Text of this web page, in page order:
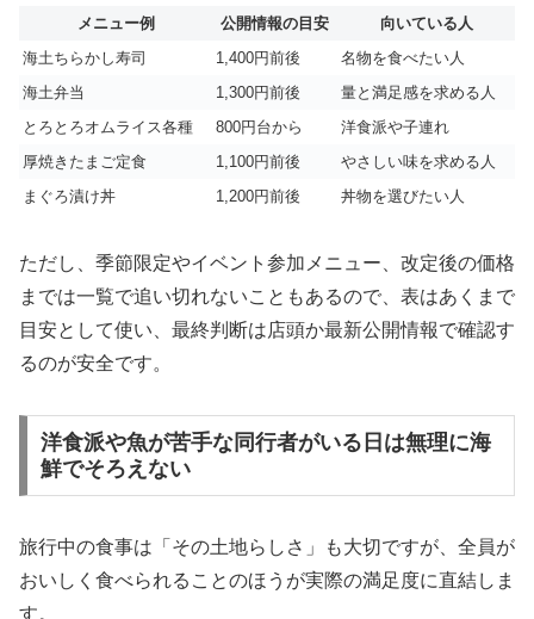
メニュー例 公開情報の目安
向いている人
海土ちらかし寿司
1,400円前後
名物を食べたい人
海土弁当
1,300円前後
量と満足感を求める人
とろとろオムライス各種
800円台から
洋食派や子連れ
厚焼きたまご定食
1,100円前後
やさしい味を求める人
まぐろ漬け丼
1,200円前後 丼物を選びたい人
ただし、季節限定やイベント参加メニュー、改定後の価格
までは一覧で追い切れないこともあるので、表はあくまで
目安として使い、最終判断は店頭か最新公開情報で確認す
るのが安全です。
洋食派や魚が苦手な同行者がいる日は無理に海
鮮でそろえない
旅行中の食事は「その土地らしさ」も大切ですが、全員が
おいしく食べられることのほうが実際の満足度に直結しま
す。